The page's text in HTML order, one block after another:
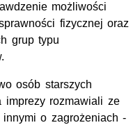
możliwości
fizycznej oraz
grup typu
osób starszych
imprezy rozmawiali ze
o zagrożeniach -